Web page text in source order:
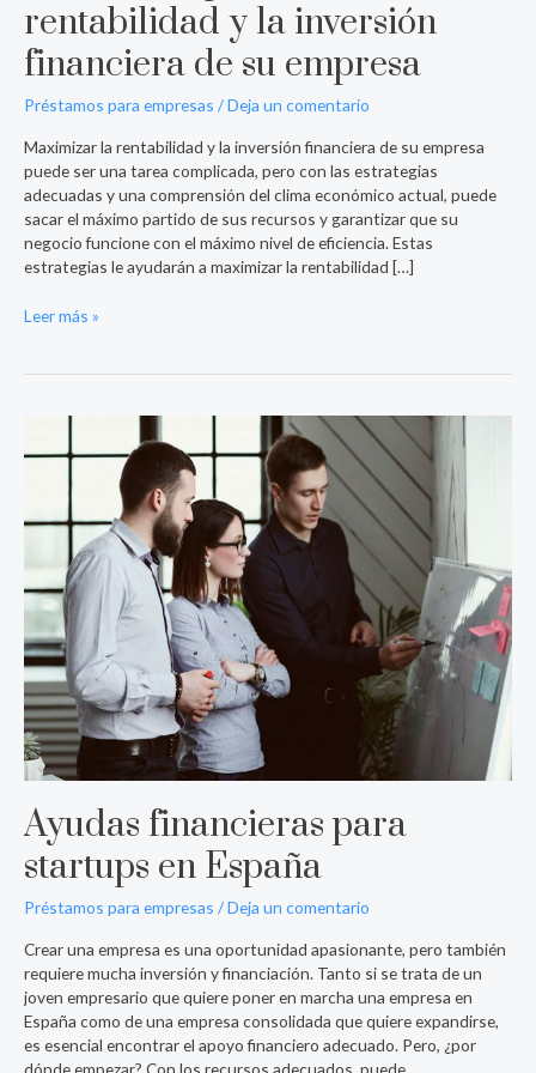
rentabilidad y la inversión
financiera de su empresa
Préstamos para empresas /Deja un comentario
Maximizar la rentabilidad y la inversión financiera de su empresa
puede ser una tarea complicada, pero con las estrategias
adecuadas y una comprensión del clima económico actual, puede
sacar el máximo partido de sus recursos y garantizar que su
negocio funcione con el máximo nivel de eficiencia. Estas
estrategias le ayudarán a maximizar la rentabilidad […]
Leer más »
Ayudas financieras para
startups en España
Préstamos para empresas /Deja un comentario
Crear una empresa es una oportunidad apasionante, pero también
requiere mucha inversión y financiación. Tanto si se trata de un
joven empresario que quiere poner en marcha una empresa en
España como de una empresa consolidada que quiere expandirse,
es esencial encontrar el apoyo financiero adecuado. Pero, ¿por
financieras
startups
en